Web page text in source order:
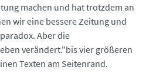
machen und hat trotzdem an
wir eine bessere Zeitung und
Aber die
verändert."bis vier größeren
Texten am Seitenrand.